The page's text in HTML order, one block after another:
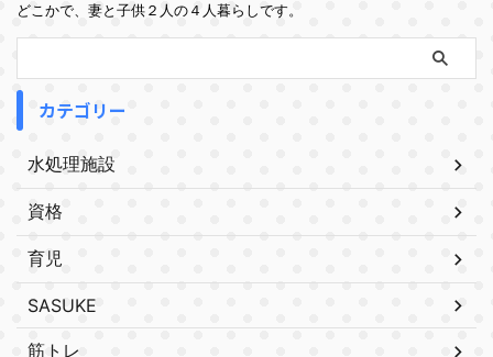
どこかで、妻と子供２人の４人暮らしです。
カテゴリー
水処理施設
資格
育児
SASUKE
筋トレ